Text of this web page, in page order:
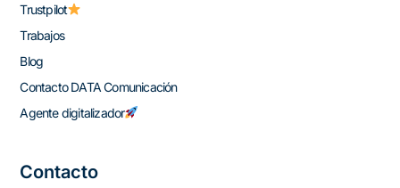
Trustpilot
Trabajos
Blog
Contacto DATA Comunicación
Agente digitalizador
Contacto